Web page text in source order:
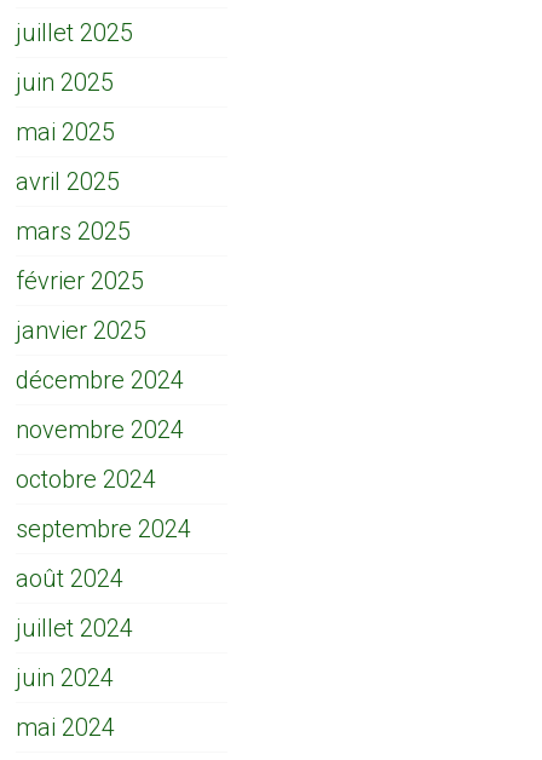
juillet 2025
juin 2025
mai 2025
avril 2025
mars 2025
février 2025
janvier 2025
décembre 2024
novembre 2024
octobre 2024
septembre 2024
août 2024
juillet 2024
juin 2024
mai 2024